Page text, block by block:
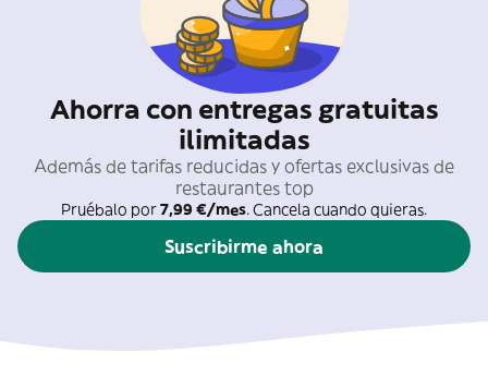
Ahorra con entregas gratuitas
ilimitadas
Además de tarifas reducidas y ofertas exclusivas de
restaurantes top
Pruébalo por7,99 €/mes. Cancela cuando quieras.
Suscribirme ahora